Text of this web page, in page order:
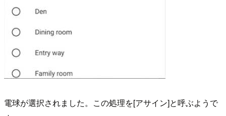
電球が選択されました。この処理を[アサイン]と呼ぶようで